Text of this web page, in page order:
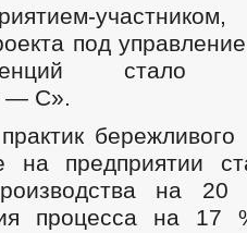
под
— С».
бережливого
на предприятии
на
процесса на 17